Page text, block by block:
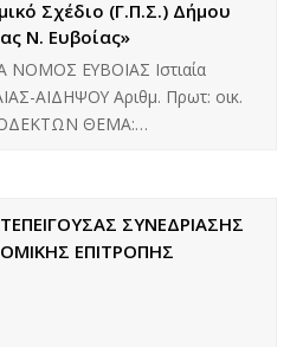
Σχέδιο (Γ.Π.Σ.) Δήμου
Ν. Ευβοίας»
ΕΥΒΟΙΑΣ Ιστιαία
ΑΙΔΗΨΟΥ Αριθμ. Πρωτ: οικ.
ΘΕΜΑ:…
ΣΥΝΕΔΡΙΑΣΗΣ
ΕΠΙΤΡΟΠΗΣ